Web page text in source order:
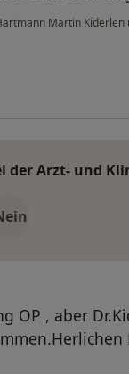
Martin Kiderlen
der Arzt- und
OP , aber